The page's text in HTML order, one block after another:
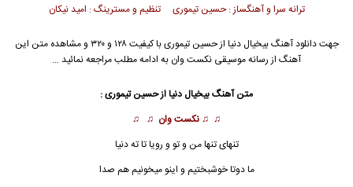
ترانه سرا و آهنگساز : حسین تیموری تنظیم و مسترینگ : امید نیکان
جهت دانلود آهنگ بیخیال دنیا ازحسین تیموری
با کیفیت ۱۲۸ و ۳۲۰ و مشاهده متن این
آهنگ از رسانه موسیقی نکست وان به ادامه مطلب مراجعه نمائید …
متن آهنگ بیخیال دنیا ازحسین تیموری:
♫ ♫ نکست وان ♫ ♫
تنهای تنها من و تو و رویا تا ته دنیا
ما دوتا خوشبختیم و اینو میخونیم هم صدا